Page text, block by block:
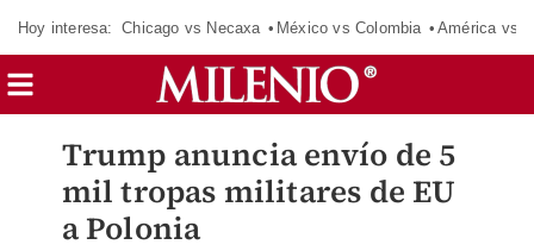
Hoy interesa: Chicago vs Necaxa México vs Colombia América vs
Trump anuncia envío de 5
mil tropas militares de EU
a Polonia